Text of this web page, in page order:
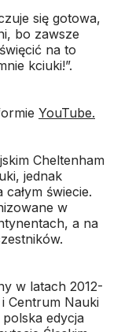
się gotowa,
bo zawsze
na to
kciuki!”.
YouTube.
Cheltenham
jednak
świecie.
w
a na
w latach 2012-
Centrum Nauki
edycja